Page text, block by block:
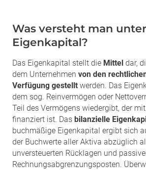
Was versteht man unter
Eigenkapital?
Das Eigenkapital stellt die Mittel dar,
dem Unternehmen von den
Verfügung gestellt werden. Das
dem sog. Reinvermögen oder
Teil des Vermögens wiedergibt, der
finanziert ist. Das bilanzielle
buchmäßige Eigenkapital ergibt sich
der Buchwerte aller Aktiva abzüglich
unversteuerten Rücklagen und
Rechnungsabgrenzungsposten.